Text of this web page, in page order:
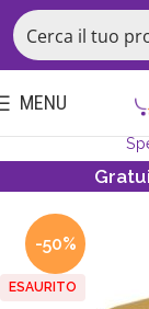
MENU
-50%
ESAURITO